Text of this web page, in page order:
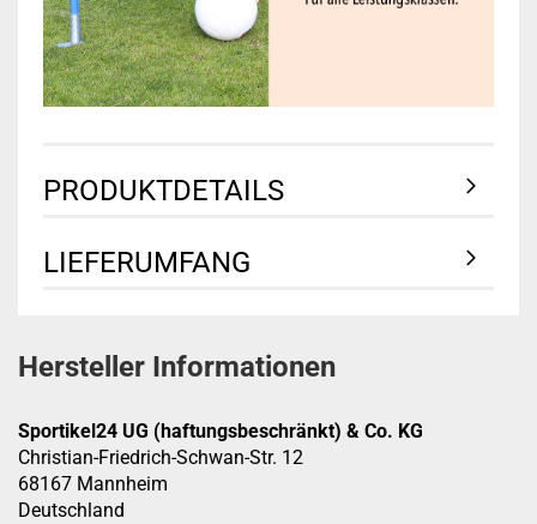
PRODUKTDETAILS
LIEFERUMFANG
Hersteller Informationen
Sportikel24 UG (haftungsbeschränkt) & Co. KG
Christian-Friedrich-Schwan-Str. 12
68167 Mannheim
Deutschland